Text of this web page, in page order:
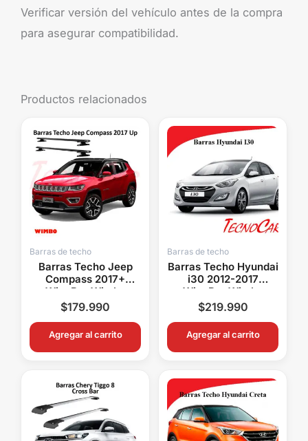
Verificar versión del vehículo antes de la compra
para asegurar compatibilidad.
Productos relacionados
Barras de techo
Barras Techo Jeep
Compass 2017+
WingBar Wimbo
Aluminio
Portaequipaje
$179.990
Agregar al carrito
Barras de techo
Barras Techo Hyundai
i30 2012-2017
WingBar Wimbo
Aluminio Con Llave
Portaequipaje
$219.990
Agregar al carrito